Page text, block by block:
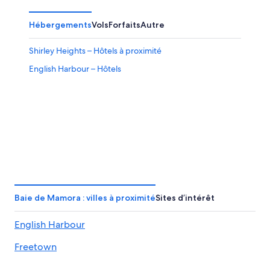
HébergementsVolsForfaitsAutre
Shirley Heights – Hôtels à proximité
English Harbour – Hôtels
Baie de Mamora : villes à proximitéSites d’intérêt
English Harbour
Freetown